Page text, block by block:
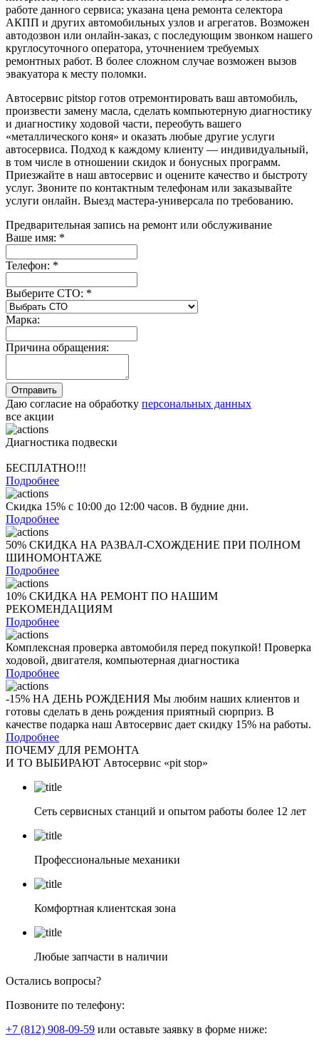
работе данного сервиса; указана цена ремонта селектора
АКПП и других автомобильных узлов и агрегатов. Возможен
автодозвон или онлайн-заказ, с последующим звонком нашего
круглосуточного оператора, уточнением требуемых
ремонтных работ. В более сложном случае возможен вызов
эвакуатора к месту поломки.
Автосервис pitstop готов отремонтировать ваш автомобиль,
произвести замену масла, сделать компьютерную диагностику
и диагностику ходовой части, переобуть вашего
«металлического коня» и оказать любые другие услуги
автосервиса. Подход к каждому клиенту — индивидуальный,
в том числе в отношении скидок и бонусных программ.
Приезжайте в наш автосервис и оцените качество и быстроту
услуг. Звоните по контактным телефонам или заказывайте
услуги онлайн. Выезд мастера-универсала по требованию.
Предварительная запись на ремонт или обслуживание
Ваше имя: *
Телефон: *
Выберите СТО: *
Марка:
Причина обращения:
Даю согласие на обработку персональных данных
все акции
Диагностика подвески
БЕСПЛАТНО!!!
Подробнее
Скидка 15% с 10:00 до 12:00 часов. В будние дни.
Подробнее
50% СКИДКА НА РАЗВАЛ-СХОЖДЕНИЕ ПРИ ПОЛНОМ
ШИНОМОНТАЖЕ
Подробнее
10% СКИДКА НА РЕМОНТ ПО НАШИМ
РЕКОМЕНДАЦИЯМ
Подробнее
Комплексная проверка автомобиля перед покупкой! Проверка
ходовой, двигателя, компьютерная диагностика
Подробнее
-15% НА ДЕНЬ РОЖДЕНИЯ Мы любим наших клиентов и
готовы сделать в день рождения приятный сюрприз. В
качестве подарка наш Автосервис дает скидку 15% на работы.
Подробнее
ПОЧЕМУ ДЛЯ РЕМОНТА
И ТО ВЫБИРАЮТ Автосервис «pit stop»
Сеть сервисных станций и опытом работы более 12 лет
Профессиональные механики
Комфортная клиентская зона
Любые запчасти в наличии
Остались вопросы?
Позвоните по телефону:
+7 (812) 908-09-59 или оставьте заявку в форме ниже: